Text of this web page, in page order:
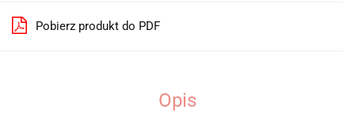
Pobierz produkt do PDF
Opis